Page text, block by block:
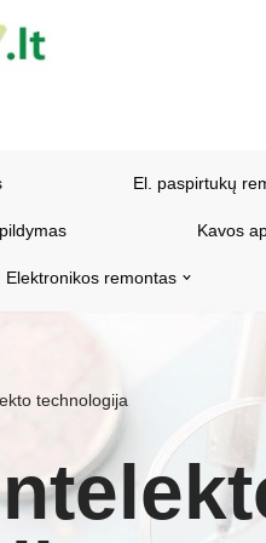
El. paspirtukų
Kavos
Elektronikos remontas
technologija